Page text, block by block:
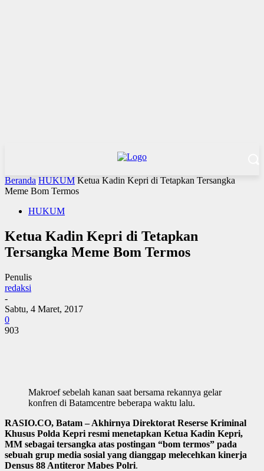
Beranda HUKUM Ketua Kadin Kepri di Tetapkan Tersangka
Meme Bom Termos
HUKUM
Ketua Kadin Kepri di Tetapkan
Tersangka Meme Bom Termos
Penulis
redaksi
-
Sabtu, 4 Maret, 2017
0
903
Makroef sebelah kanan saat bersama rekannya gelar
konfren di Batamcentre beberapa waktu lalu.
RASIO.CO, Batam – Akhirnya Direktorat Reserse Kriminal
Khusus Polda Kepri resmi menetapkan Ketua Kadin Kepri,
MM sebagai tersangka atas postingan “bom termos” pada
sebuah grup media sosial yang dianggap melecehkan kinerja
Densus 88 Antiteror Mabes Polri.